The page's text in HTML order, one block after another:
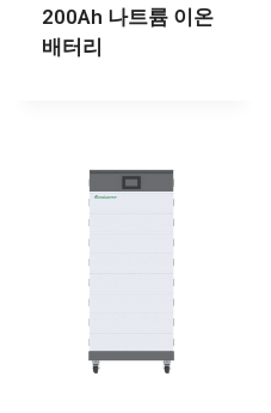
200Ah 나트륨 이온
배터리